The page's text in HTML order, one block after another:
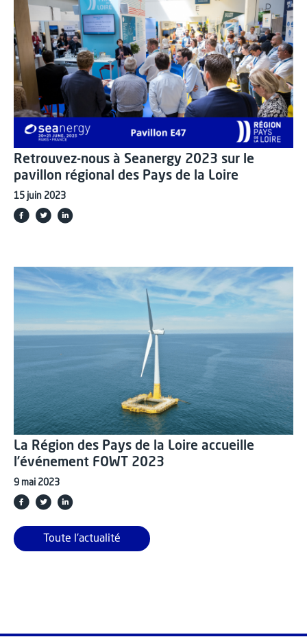
Retrouvez-nous à Seanergy 2023 sur le
pavillon régional des Pays de la Loire
15 juin 2023
La Région des Pays de la Loire accueille
l’événement FOWT 2023
9 mai 2023
Toute l'actualité